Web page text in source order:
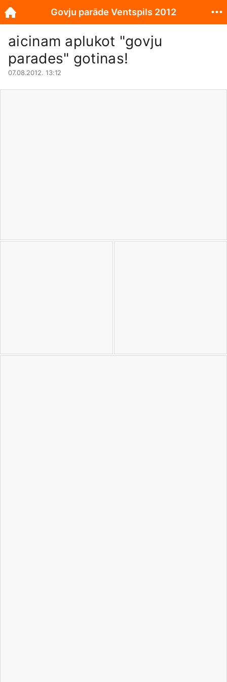
aicinam aplukot "govju
parades" gotinas!
07.08.2012. 13:12
Govju parāde Ventspils 2012